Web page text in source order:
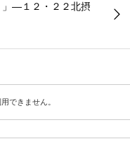
」―１２・２２北摂
できません。